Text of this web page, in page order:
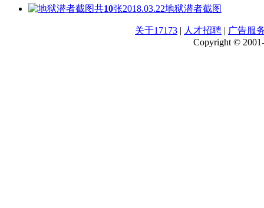
共10张2018.03.22地狱潜者截图
关于17173 | 人才招聘 | 广告服
Copyright ©